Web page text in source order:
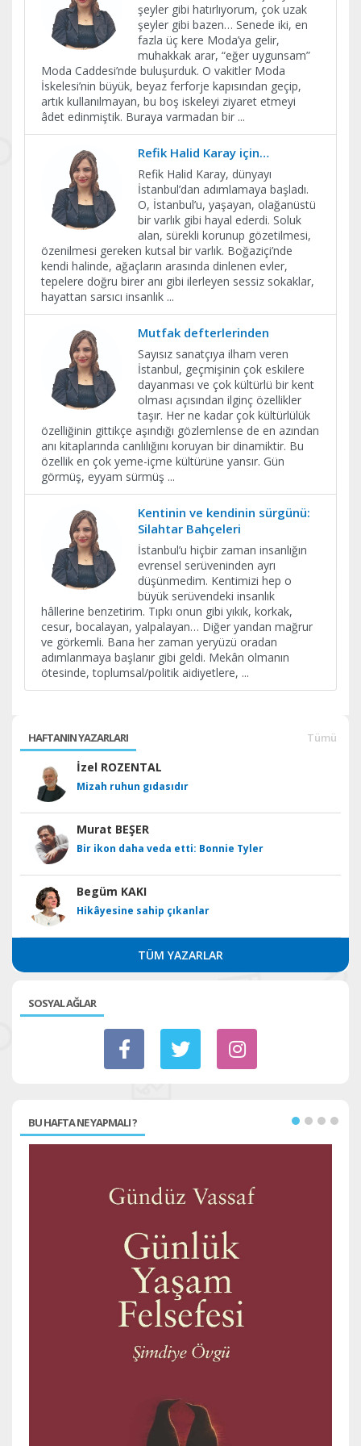
şeyler gibi hatırlıyorum, çok uzak
şeyler gibi bazen… Senede iki, en
fazla üç kere Moda’ya gelir,
muhakkak arar, “eğer uygunsam”
Moda Caddesi’nde buluşurduk. O vakitler Moda
İskelesi’nin büyük, beyaz ferforje kapısından geçip,
artık kullanılmayan, bu boş iskeleyi ziyaret etmeyi
âdet edinmiştik. Buraya varmadan bir ...
Refik Halid Karay için…
Refik Halid Karay, dünyayı
İstanbul’dan adımlamaya başladı.
O, İstanbul’u, yaşayan, olağanüstü
bir varlık gibi hayal ederdi. Soluk
alan, sürekli korunup gözetilmesi,
özenilmesi gereken kutsal bir varlık. Boğaziçi’nde
kendi halinde, ağaçların arasında dinlenen evler,
tepelere doğru birer anı gibi ilerleyen sessiz sokaklar,
hayattan sarsıcı insanlık ...
Mutfak defterlerinden
Sayısız sanatçıya ilham veren
İstanbul, geçmişinin çok eskilere
dayanması ve çok kültürlü bir kent
olması açısından ilginç özellikler
taşır. Her ne kadar çok kültürlülük
özelliğinin gittikçe aşındığı gözlemlense de en azından
anı kitaplarında canlılığını koruyan bir dinamiktir. Bu
özellik en çok yeme-içme kültürüne yansır. Gün
görmüş, eyyam sürmüş ...
Kentinin ve kendinin sürgünü:
Silahtar Bahçeleri
İstanbul’u hiçbir zaman insanlığın
evrensel serüveninden ayrı
düşünmedim. Kentimizi hep o
büyük serüvendeki insanlık
hâllerine benzetirim. Tıpkı onun gibi yıkık, korkak,
cesur, bocalayan, yalpalayan… Diğer yandan mağrur
ve görkemli. Bana her zaman yeryüzü oradan
adımlanmaya başlanır gibi geldi. Mekân olmanın
ötesinde, toplumsal/politik aidiyetlere, ...
HAFTANIN YAZARLARI Tümü
İzel ROZENTAL
Mizah ruhun gıdasıdır
Murat BEŞER
Bir ikon daha veda etti: Bonnie Tyler
Begüm KAKI
Hikâyesine sahip çıkanlar
TÜM YAZARLAR
SOSYAL AĞLAR
BU HAFTA NE YAPMALI ?